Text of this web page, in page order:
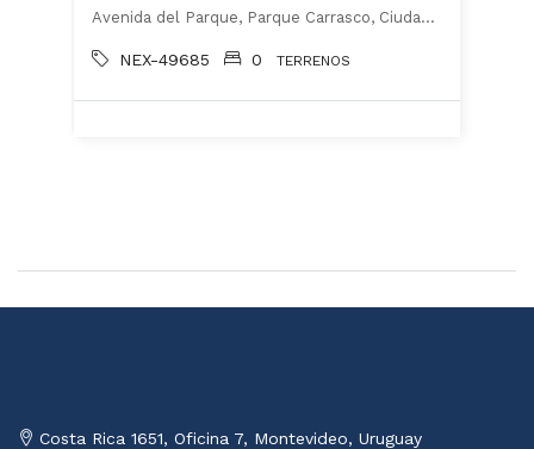
Avenida del Parque, Parque Carrasco, Ciudad de la Costa
NEX-49685 0 TERRENOS
Costa Rica 1651, Oficina 7, Montevideo, Uruguay